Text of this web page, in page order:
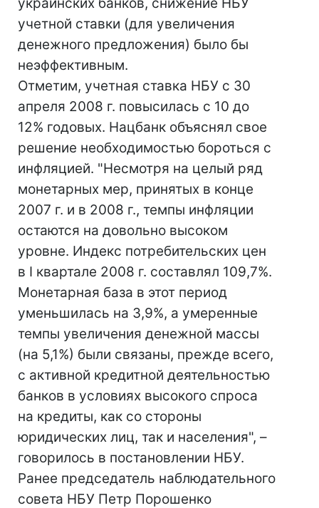
учетной ставки (для увеличения
денежного предложения) было бы
неэффективным.
Отметим, учетная ставка НБУ с 30
апреля 2008 г. повысилась с 10 до
12% годовых. Нацбанк объяснял свое
решение необходимостью бороться с
инфляцией. "Несмотря на целый ряд
монетарных мер, принятых в конце
2007 г. и в 2008 г., темпы инфляции
остаются на довольно высоком
уровне. Индекс потребительских цен
в І квартале 2008 г. составлял 109,7%.
Монетарная база в этот период
уменьшилась на 3,9%, а умеренные
темпы увеличения денежной массы
(на 5,1%) были связаны, прежде всего,
с активной кредитной деятельностью
банков в условиях высокого спроса
на кредиты, как со стороны
юридических лиц, так и населения", –
говорилось в постановлении НБУ.
Ранее председатель наблюдательного
совета НБУ Петр Порошенко